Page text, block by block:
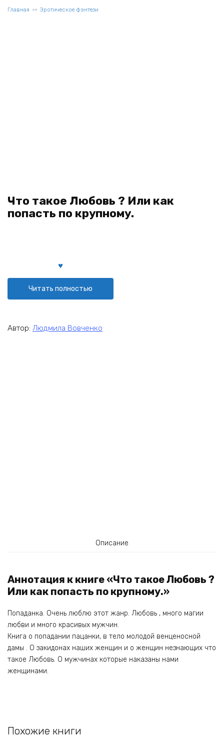
Главная Эротическое фэнтези
Что такое Любовь ? Или как
попасть по крупному.
Читать полностью
Автор: Людмила Вовченко
Описание
Аннотация к книге «Что такое Любовь ?
Или как попасть по крупному.»
Попаданка. Очень люблю этот жанр. Любовь , много магии
любви и много красивых мужчин.
Книга о попадании пацанки, в тело молодой венценосной
дамы . О закидонах наших женщин и о женщин незнающих что
такое Любовь. О мужчинах которые наказаны нами
женщинами.
Похожие книги